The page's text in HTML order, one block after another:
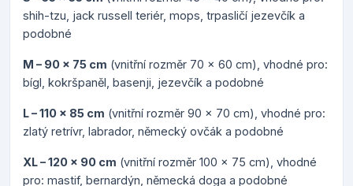
shih-tzu, jack russell teriér, mops, trpasličí jezevčík a
podobné
M – 90 x 75 cm (vnitřní rozměr 70 x 60 cm), vhodné pro:
bígl, kokršpaněl, basenji, jezevčík a podobné
L – 110 x 85 cm (vnitřní rozměr 90 x 70 cm), vhodné pro:
zlatý retrívr, labrador, německý ovčák a podobné
XL – 120 x 90 cm (vnitřní rozměr 100 x 75 cm), vhodné
pro: mastif, bernardýn, německá doga a podobné